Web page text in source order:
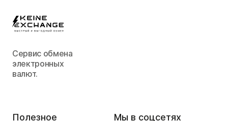
Сервис обмена
электронных
валют.
Полезное Мы в соцсетях